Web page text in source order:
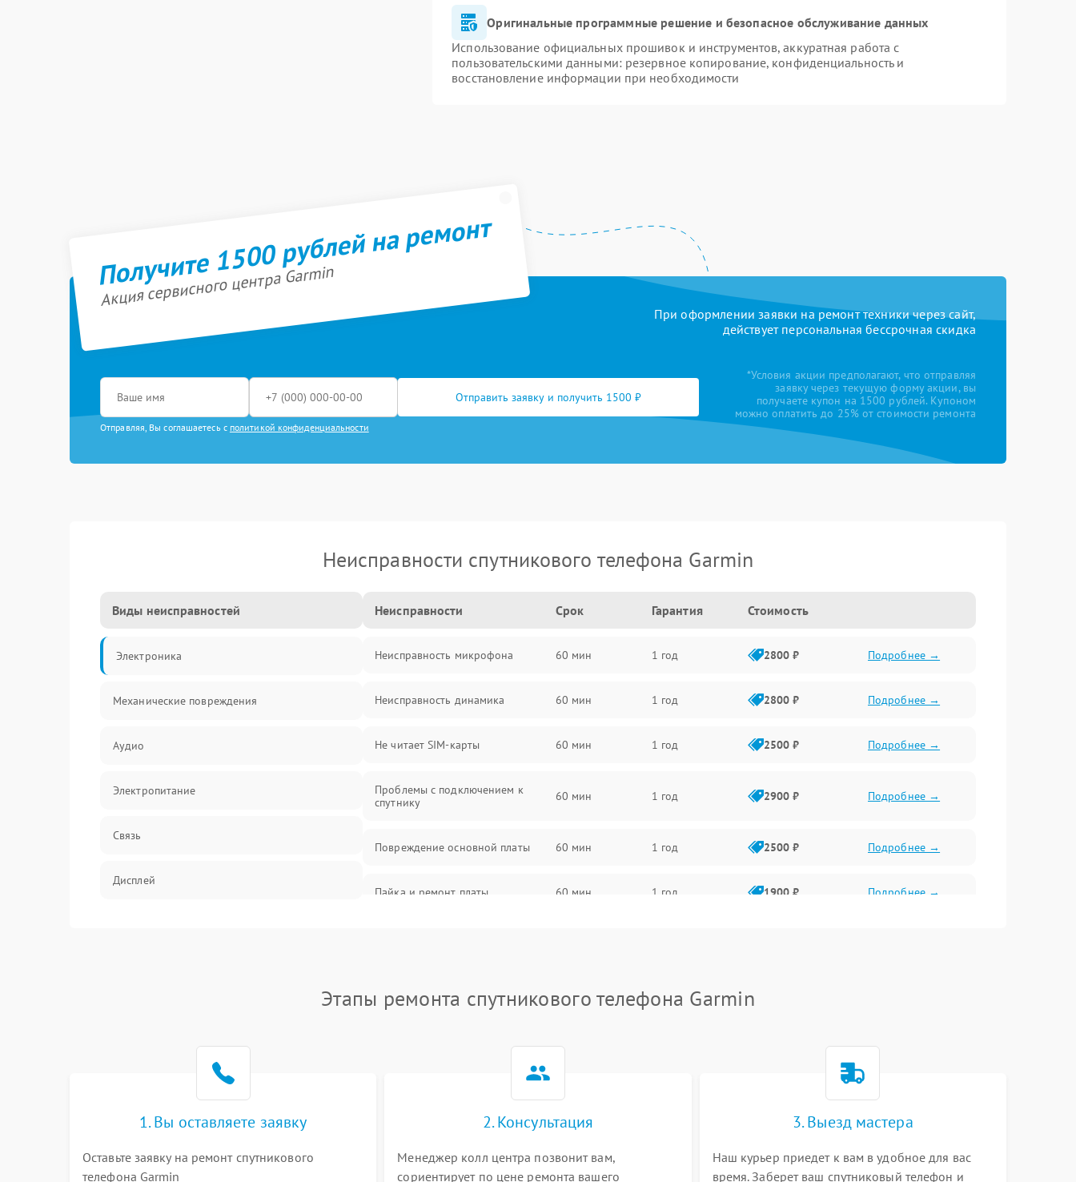
Оригинальные программные решение и безопасное обслуживание данных
Использование официальных прошивок и инструментов, аккуратная работа с
пользовательскими данными: резервное копирование, конфиденциальность и
восстановление информации при необходимости
Получите 1500 рублей на ремонт
Акция сервисного центра Garmin
При оформлении заявки на ремонт техники через сайт,
действует персональная бессрочная скидка
Отправить заявку и получить 1500 ₽
Отправляя, Вы соглашаетесь с политикой конфиденциальности
*Условия акции предполагают, что отправляя
заявку через текущую форму акции, вы
получаете купон на 1500 рублей. Купоном
можно оплатить до 25% от стоимости ремонта
Неисправности спутникового телефона Garmin
Виды неисправностей
Электроника
Механические повреждения
Аудио
Электропитание
Связь
Дисплей
Неисправности Срок Гарантия Стоимость
Неисправность микрофона 60 мин 1 год 2800 ₽ Подробнее →
Неисправность динамика 60 мин 1 год 2800 ₽ Подробнее →
Не читает SIM-карты 60 мин 1 год 2500 ₽ Подробнее →
Проблемы с подключением к
спутнику
60 мин 1 год 2900 ₽ Подробнее →
Повреждение основной платы 60 мин 1 год 2500 ₽ Подробнее →
Пайка и ремонт платы 60 мин 1 год 1900 ₽ Подробнее →
Этапы ремонта спутникового телефона Garmin
1. Вы оставляете заявку
Оставьте заявку на ремонт спутникового
телефона Garmin
2. Консультация
Менеджер колл центра позвонит вам,
сориентирует по цене ремонта вашего
3. Выезд мастера
Наш курьер приедет к вам в удобное для вас
время. Заберет ваш спутниковый телефон и